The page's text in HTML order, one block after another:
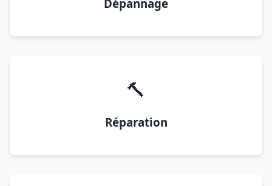
Dépannage
🔨
Réparation